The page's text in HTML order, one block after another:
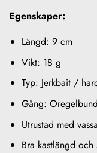
Egenskaper:
Längd: 9 cm
Vikt: 18 g
Typ: Jerkbait /
Gång:
Utrustad med
Bra kastlängd